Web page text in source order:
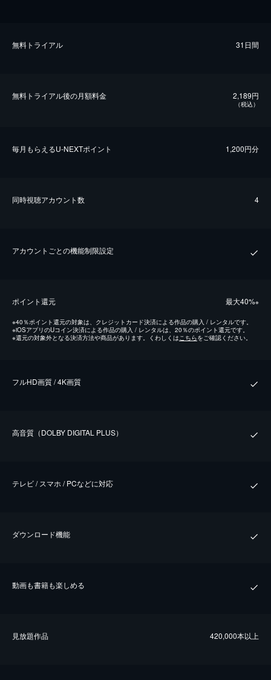
無料トライアル 31日間
無料トライアル後の⽉額料金 2,189円
（税込）
毎⽉もらえるU-NEXTポイント 1,200円分
同時視聴アカウント数 4
アカウントごとの機能制限設定
ポイント還元 最⼤40%※
※40％ポイント還元の対象は、クレジットカード決済による作品の購入 / レンタルです。
※iOSアプリのUコイン決済による作品の購入 / レンタルは、20％のポイント還元です。
※還元の対象外となる決済方法や商品があります。くわしくはこちらをご確認ください。
フルHD画質 / 4K画質
⾼⾳質（DOLBY DIGITAL PLUS）
テレビ / スマホ / PCなどに対応
ダウンロード機能
動画も書籍も楽しめる
⾒放題作品 420,000本以上